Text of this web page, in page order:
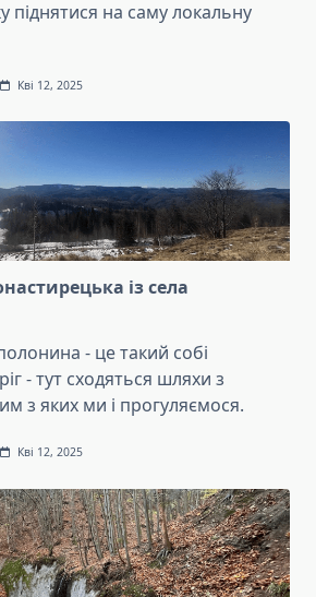
піднятися на саму локальну
Кві 12, 2025
із села
- це такий собі
- тут сходяться шляхи з
з яких ми і прогуляємося.
Кві 12, 2025